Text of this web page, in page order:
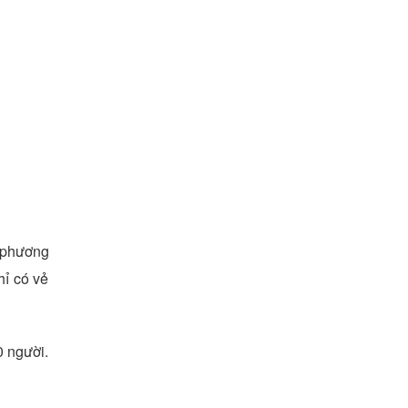
có vẻ
người.